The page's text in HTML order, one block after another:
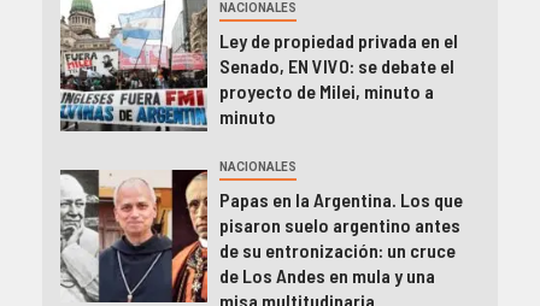
NACIONALES
Ley de propiedad privada en el
Senado, EN VIVO: se debate el
proyecto de Milei, minuto a
minuto
NACIONALES
Papas en la Argentina. Los que
pisaron suelo argentino antes
de su entronización: un cruce
de Los Andes en mula y una
misa multitudinaria